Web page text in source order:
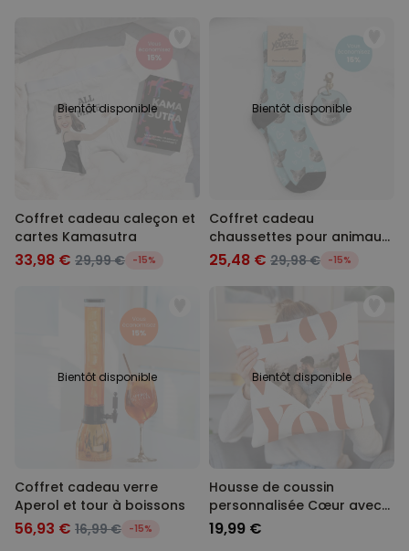
Bientôt disponible
Coffret cadeau caleçon et
cartes Kamasutra
33,98 € 29,99 € -15%
Bientôt disponible
Coffret cadeau
chaussettes pour animaux
et porte-clés
25,48 € 29,98 € -15%
Bientôt disponible
Coffret cadeau verre
Aperol et tour à boissons
56,93 € 16,99 € -15%
Bientôt disponible
Housse de coussin
personnalisée Cœur avec
photo et texte
19,99 €